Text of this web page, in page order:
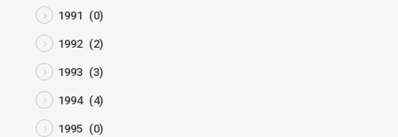
1991 (0)
1992 (2)
1993 (3)
1994 (4)
1995 (0)